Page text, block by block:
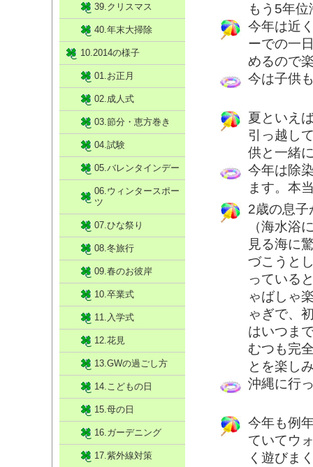
もう5年
今年は近
ーでの一
めるので
今は子供
夏といえ
引っ越し
供と一緒
今年は除
ます。本
2歳の息子
（海水浴
見る海に
づこうと
っている
ゃばしゃ
ゃぎで、
はいつま
むつも完
とを楽し
沖縄に行
今年も例
ていてウ
く遊びま
39.クリスマス
40.年末大掃除
10.2014の様子
01.お正月
02.成人式
03.節分・恵方巻き
04.試験
05.バレンタインデー
06.ウィンタースポー
ツ
07.ひな祭り
08.冬旅行
09.春のお彼岸
10.卒業式
11.入学式
12.花見
13.GWの過ごし方
14.こどもの日
15.母の日
16.ガーデニング
17.紫外線対策